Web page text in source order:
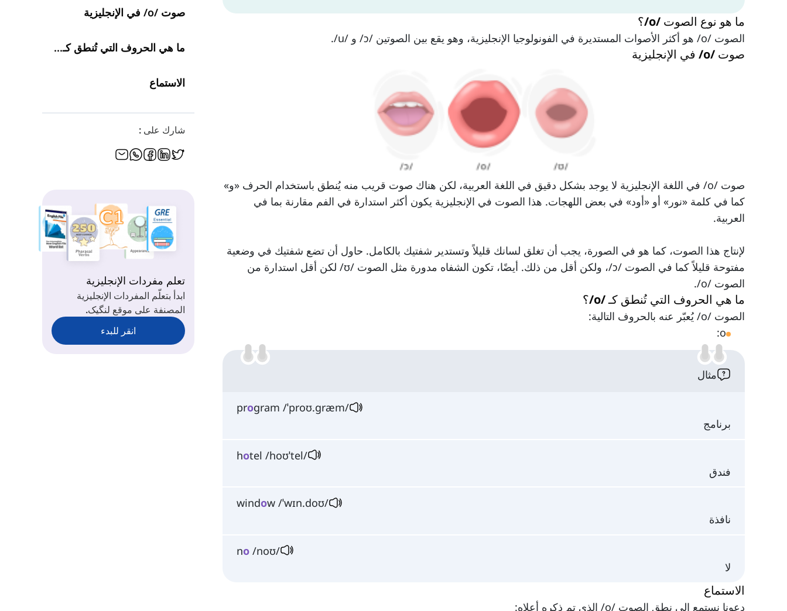
ما هو نوع الصوت /o/؟
الصوت /o/ هو أكثر الأصوات المستديرة في الفونولوجيا الإنجليزية، وهو يقع بين الصوتين /ɔ/ و /u/.
صوت /o/ في الإنجليزية
صوت /o/ في اللغة الإنجليزية لا يوجد بشكل دقيق في اللغة العربية، لكن هناك صوت قريب منه يُنطق باستخدام الحرف «و»
كما في كلمة «نور» أو «أود» في بعض اللهجات. هذا الصوت في الإنجليزية يكون أكثر استدارة في الفم مقارنة بما في
العربية.
لإنتاج هذا الصوت، كما هو في الصورة، يجب أن تغلق لسانك قليلاً وتستدير شفتيك بالكامل. حاول أن تضع شفتيك في وضعية
مفتوحة قليلاً كما في الصوت /ɔ/، ولكن أقل من ذلك. أيضًا، تكون الشفاه مدورة مثل الصوت /ʊ/ لكن أقل استدارة من
الصوت /o/.
ما هي الحروف التي تُنطق كـ /o/؟
الصوت /o/ يُعبّر عنه بالحروف التالية:
o:
مثال
program /ˈproʊ.ɡræm/
برنامج
hotel /hoʊˈtel/
فندق
window /ˈwɪn.doʊ/
نافذة
no /noʊ/
لا
الاستماع
دعونا نستمع إلى نطق الصوت /o/ الذي تم ذكره أعلاه:
صوت /o/ في الإنجليزية
ما هي الحروف التي تُنطق كـ /o/؟
الاستماع
شارك على :
تعلم مفردات الإنجليزية
ابدأ بتعلّم المفردات الإنجليزية
المصنفة على موقع لنگیک.
انقر للبدء